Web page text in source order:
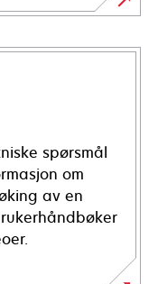
spørsmål
om
av en